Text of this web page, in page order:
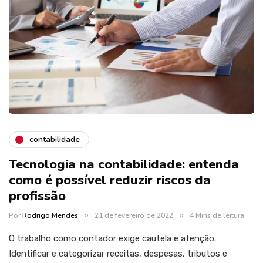
contabilidade
Tecnologia na contabilidade: entenda
como é possível reduzir riscos da
profissão
PorRodrigo Mendes 21 de fevereiro de 2022 4 Mins de leitura
O trabalho como contador exige cautela e atenção.
Identificar e categorizar receitas, despesas, tributos e